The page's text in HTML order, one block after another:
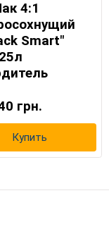
4:1
Smart"
грн.
Купить